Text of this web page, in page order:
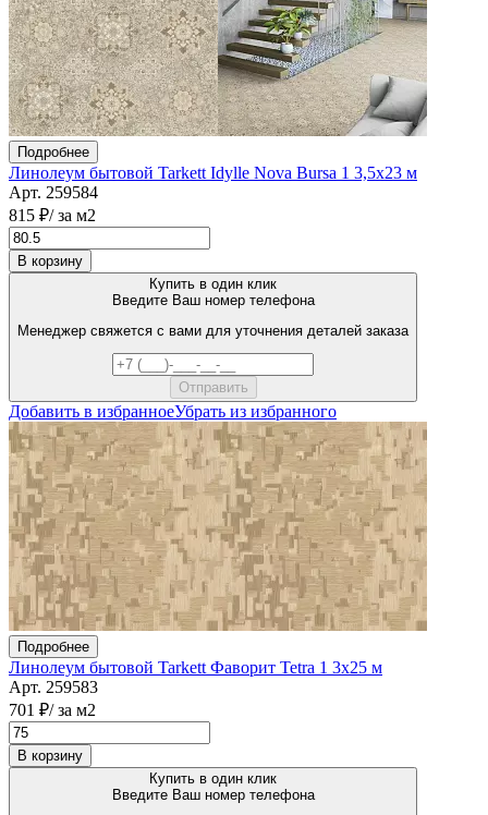
Подробнее
Линолеум бытовой Tarkett Idylle Nova Bursa 1 3,5x23 м
Арт. 259584
815 ₽/ за м2
В корзину
Купить в один клик
Введите Ваш номер телефона
Менеджер свяжется с вами для уточнения деталей заказа
Добавить в избранноеУбрать из избранного
Подробнее
Линолеум бытовой Tarkett Фаворит Tetra 1 3х25 м
Арт. 259583
701 ₽/ за м2
В корзину
Купить в один клик
Введите Ваш номер телефона